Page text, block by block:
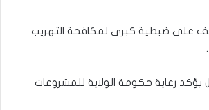
على ضبطية كبرى لمكافحة التهريب
يؤكد رعاية حكومة الولاية للمشروعات